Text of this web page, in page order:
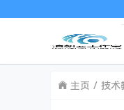
主页 技术